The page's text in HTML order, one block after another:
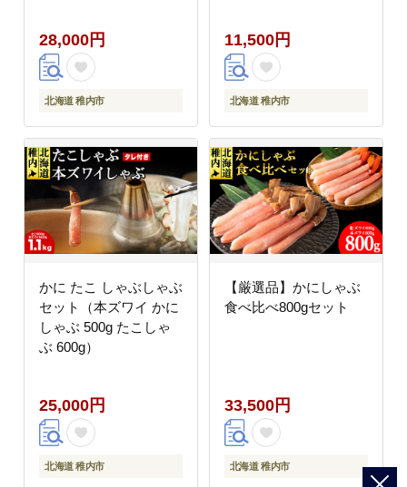
28,000円
北海道 稚内市
11,500円
北海道 稚内市
かに たこ しゃぶしゃぶ
セット（本ズワイ かに
しゃぶ 500g たこしゃ
ぶ 600g）
25,000円
北海道 稚内市
【厳選品】かにしゃぶ
食べ比べ800gセット
33,500円
北海道 稚内市